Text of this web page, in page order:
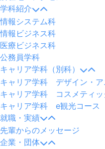
学科紹介
情報システム科
情報ビジネス科
医療ビジネス科
公務員学科
キャリア学科（別科）
キャリア学科 デザイン・ア
キャリア学科 コスメティッ
キャリア学科 e観光コース
就職・実績
先輩からのメッセージ
企業・団体